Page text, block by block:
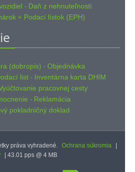
- Daň z nehnuteľnosti
+ Podací lístok (EPH)
(dobropis) - Objednávka
list - Inventárna karta DHIM
pracovnej cesty
- Reklamácia
pokladničný doklad
práva vyhradené. Ochrana súkromia
| 43.01 pps @ 4 MB